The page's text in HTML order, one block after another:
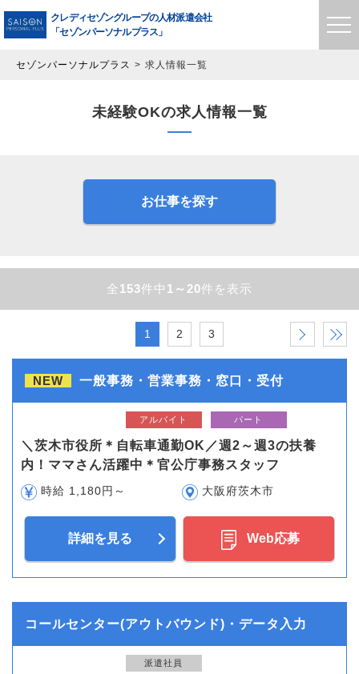
クレディセゾングループの人材派遣会社
「セゾンパーソナルプラス」
セゾンパーソナルプラス 求人情報一覧
未経験OKの求人情報一覧
お仕事を探す
全153件中 1～20件を表示
1 2 3 › »
NEW 一般事務・営業事務・窓口・受付
アルバイト パート
＼茨木市役所＊自転車通勤OK／週2～週3の扶養
内！ママさん活躍中＊官公庁事務スタッフ
時給 1,180円～ 大阪府茨木市
詳細を見る Web応募
コールセンター(アウトバウンド)・データ入力
派遣社員